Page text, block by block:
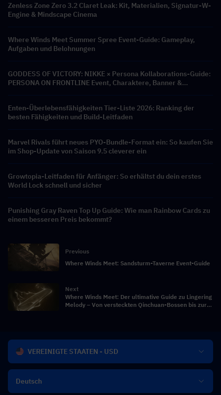
Zenless Zone Zero 3.2 Claret Leak: Kit, Materialien, Signatur-W-
Engine & Mindscape Cinema
Where Winds Meet Summer Spree Event-Guide: Gameplay,
Aufgaben und Belohnungen
GODDESS OF VICTORY: NIKKE × Persona Kollaborations-Guide:
PERSONA ON FRONTLINE Event, Charaktere, Banner &
Enten-Überlebensfähigkeiten Tier-Liste 2026: Ranking der
besten Fähigkeiten und Build-Leitfaden
Marvel Rivals führt neues PYO-Bundle-Format ein: So kaufen Sie
im Shop-Update von Saison 9.5 cleverer ein
Growtopia-Leitfaden für Anfänger: So erhältst du dein erstes
World Lock schnell und sicher
Punishing Gray Raven Top Up Guide: Wie man Rainbow Cards zu
einem besseren Preis bekommt?
Previous
Where Winds Meet: Sandsturm-Taverne Event-Guide
Next
Where Winds Meet: Der ultimative Guide zu Lingering
Melody – Von versteckten Qinchuan-Bossen bis zur
VEREINIGTE STAATEN - USD
Deutsch